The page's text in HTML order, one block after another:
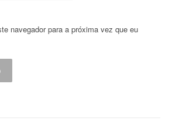
navegador para a próxima vez que eu